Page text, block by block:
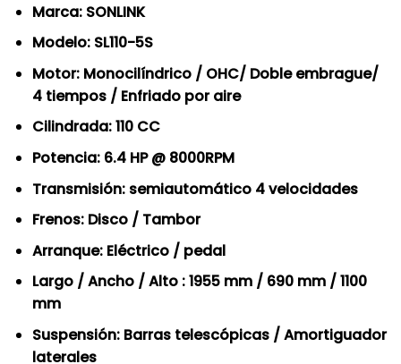
Marca: SONLINK
Modelo: SL110-5S
Motor: Monocilíndrico / OHC/ Doble embrague/
4 tiempos / Enfriado por aire
Cilindrada: 110 CC
Potencia: 6.4 HP @ 8000RPM
Transmisión: semiautomático 4 velocidades
Frenos: Disco / Tambor
Arranque: Eléctrico / pedal
Largo / Ancho / Alto : 1955 mm / 690 mm / 1100
mm
Suspensión: Barras telescópicas / Amortiguador
laterales